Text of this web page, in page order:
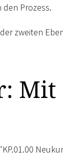
Prozess.
zweiten
Mit